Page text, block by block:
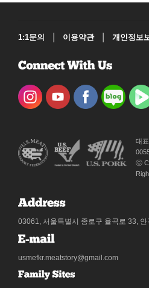
1:1문의 이용약관 개인정보
대
ⓒ
03061, 서울특별시 종로구 율곡로 33, 안
usmefkr.meatstory@gmail.com